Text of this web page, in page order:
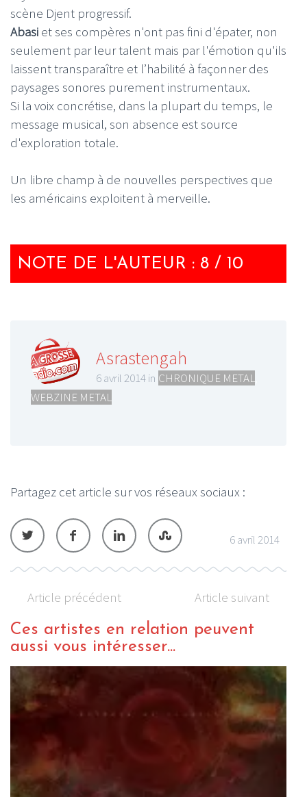
scène Djent progressif.
Abasi et ses compères n'ont pas fini d'épater, non
seulement par leur talent mais par l'émotion qu'ils
laissent transparaître et l’habilité à façonner des
paysages sonores purement instrumentaux.
Si la voix concrétise, dans la plupart du temps, le
message musical, son absence est source
d'exploration totale.
Un libre champ à de nouvelles perspectives que
les américains exploitent à merveille.
NOTE DE L'AUTEUR : 8 / 10
Asrastengah
6 avril 2014 in CHRONIQUE METAL
WEBZINE METAL
Partagez cet article sur vos réseaux sociaux :
6 avril 2014
Article précédent Article suivant
Ces artistes en relation peuvent
aussi vous intéresser...